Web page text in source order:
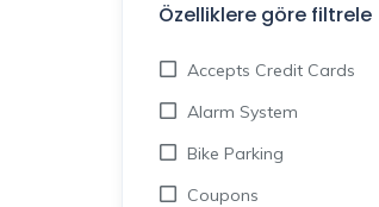
Özelliklere göre filtrele
Accepts Credit Cards
Alarm System
Bike Parking
Coupons